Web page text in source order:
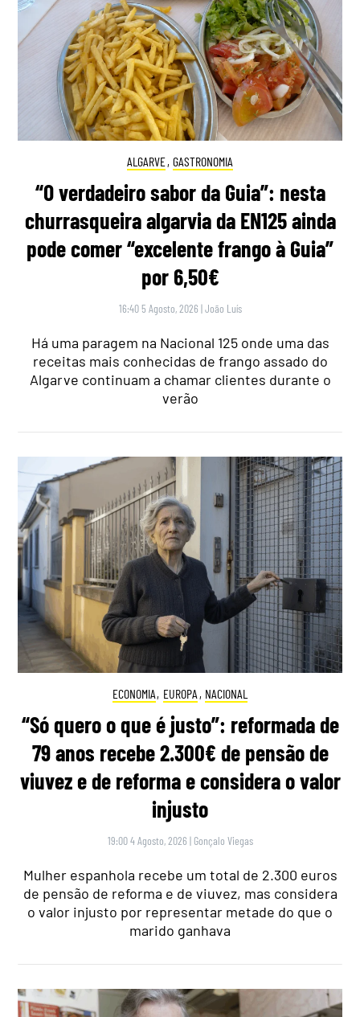
ALGARVE, GASTRONOMIA
“O verdadeiro sabor da Guia”: nesta
churrasqueira algarvia da EN125 ainda
pode comer “excelente frango à Guia”
por 6,50€
16:40 5 Agosto, 2026 |João Luís
Há uma paragem na Nacional 125 onde uma das
receitas mais conhecidas de frango assado do
Algarve continuam a chamar clientes durante o
verão
ECONOMIA, EUROPA , NACIONAL
“Só quero o que é justo”: reformada de
79 anos recebe 2.300€ de pensão de
viuvez e de reforma e considera o valor
injusto
19:00 4 Agosto, 2026 | Gonçalo Viegas
Mulher espanhola recebe um total de 2.300 euros
de pensão de reforma e de viuvez, mas considera
o valor injusto por representar metade do que o
marido ganhava